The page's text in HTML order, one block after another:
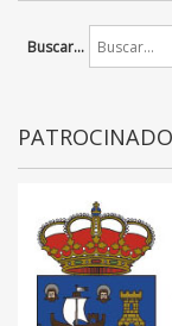
Buscar...